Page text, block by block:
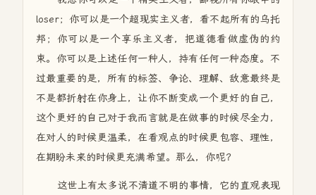
loser；你可以是一个超现实主义者，看不起所有的乌托
邦；你可以是一个享乐主义者，把道德看做虚伪的约
束。你可以是上述任何一种人，持有任何一种态度。不
过最重要的是，所有的标签、争论、理解、敌意最终是
不是都折射在你身上，让你不断变成一个更好的自己，
这个更好的自己对于我而言就是在做事的时候尽全力，
在对人的时候更温柔，在看观点的时候更包容、理性，
在期盼未来的时候更充满希望。那么，你呢？
这世上有太多说不清道不明的事情，它的直观表现